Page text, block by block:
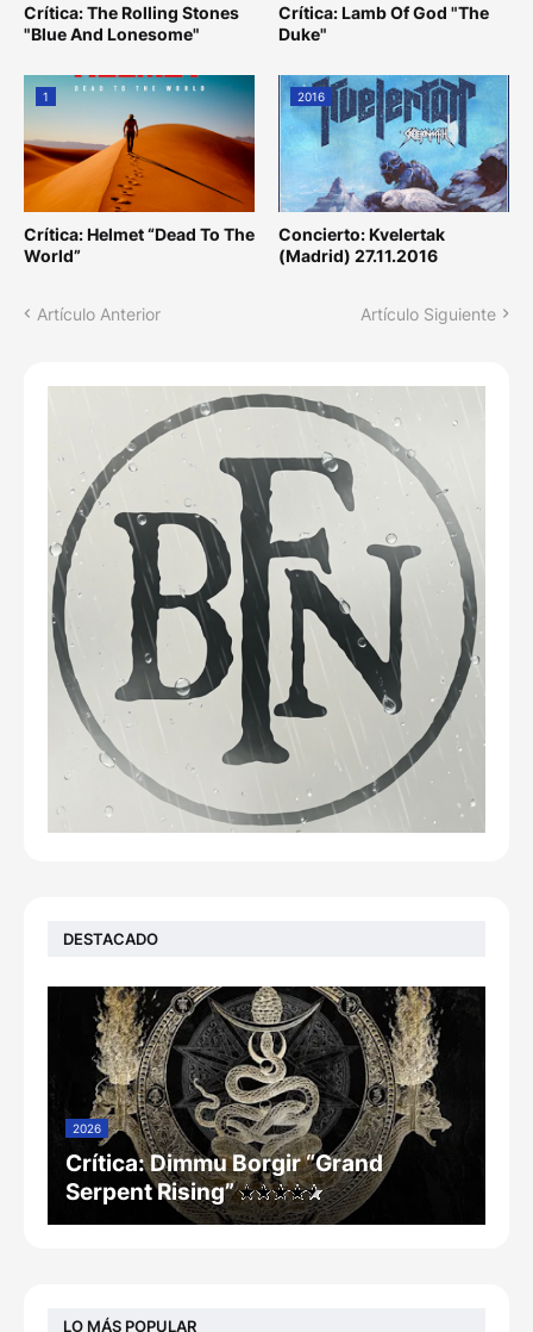
Crítica: The Rolling Stones
"Blue And Lonesome"
Crítica: Lamb Of God "The
Duke"
1
Crítica: Helmet “Dead To The
World”
2016
Concierto: Kvelertak
(Madrid) 27.11.2016
Artículo Anterior Artículo Siguiente
DESTACADO
2026
Crítica: Dimmu Borgir “Grand
Serpent Rising”
LO MÁS POPULAR